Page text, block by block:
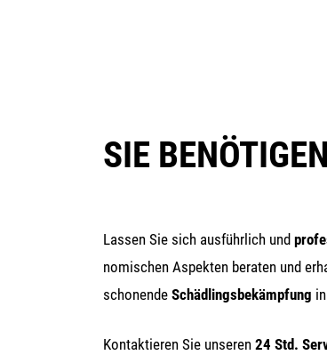
SIE
Las­sen Sie sich aus­führ­lich und
no­mi­schen Aspek­ten bera­ten und
scho­nen­de Schäd­lings­be­kämp­fung
Kon­tak­tie­ren Sie unse­ren24 Std.